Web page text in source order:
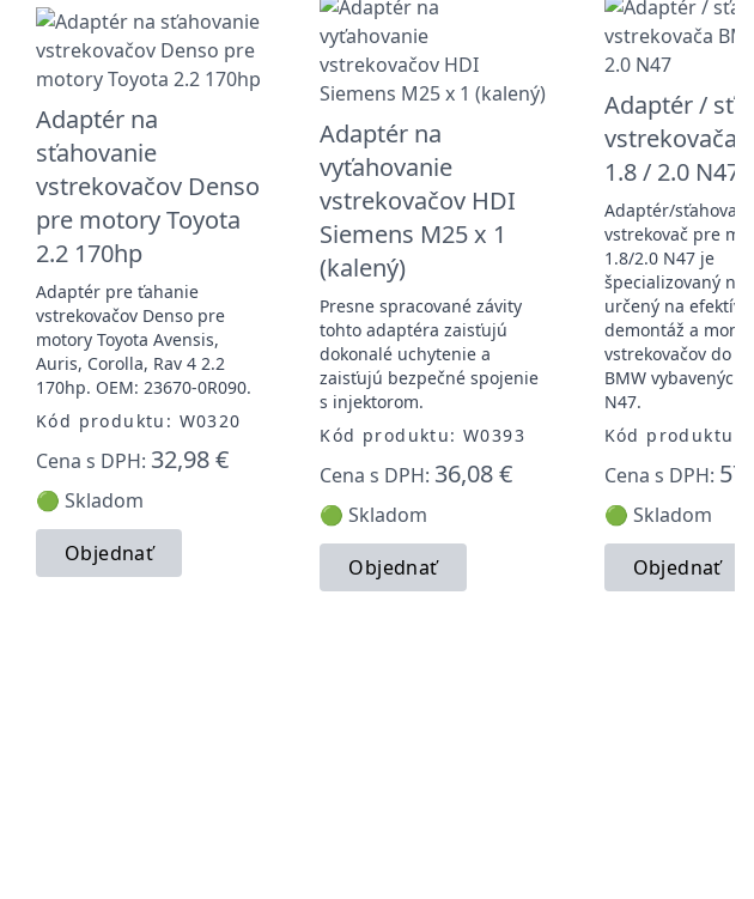
Adaptér na
sťahovanie
vstrekovačov Denso
pre motory Toyota
2.2 170hp
Adaptér pre ťahanie
vstrekovačov Denso pre
motory Toyota Avensis,
Auris, Corolla, Rav 4 2.2
170hp. OEM: 23670-0R090.
Kód produktu: W0320
Cena s DPH: 32,98 €
🟢 Skladom
Objednať
Adaptér na
vyťahovanie
vstrekovačov HDI
Siemens M25 x 1
(kalený)
Presne spracované závity
tohto adaptéra zaisťujú
dokonalé uchytenie a
zaisťujú bezpečné spojenie
s injektorom.
Kód produktu: W0393
Cena s DPH: 36,08 €
🟢 Skladom
Objednať
Adaptér /
vstrekovača
1.8 / 2.0 N47
Adaptér/sťahovací
vstrekovač pre
1.8/2.0 N47 je
špecializovaný
určený na
demontáž a
vstrekovačov do
BMW vybavených
N47.
Kód produktu:
Cena s DPH:
🟢 Skladom
Objednať